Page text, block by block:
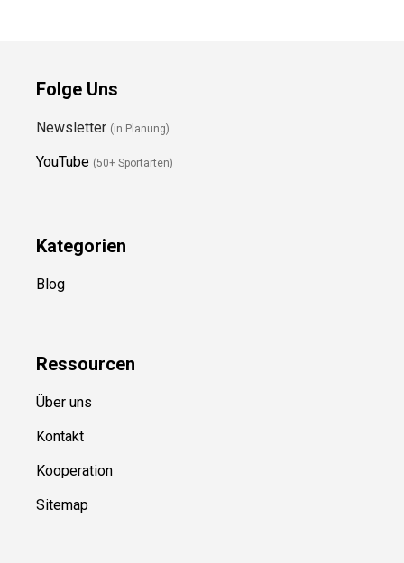
Folge Uns
Newsletter (in Planung)
YouTube (50+ Sportarten)
Kategorien
Blog
Ressourcen
Über uns
Kontakt
Kooperation
Sitemap